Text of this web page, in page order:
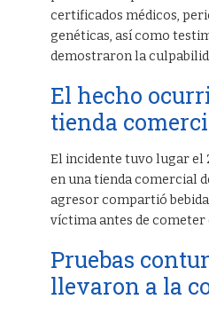
certificados médicos,
genéticas, así como
demostraron la
El hecho
tienda
El incidente tuvo lugar el
en una tienda comercial
agresor compartió
víctima antes de cometer
Pruebas
llevaron a la